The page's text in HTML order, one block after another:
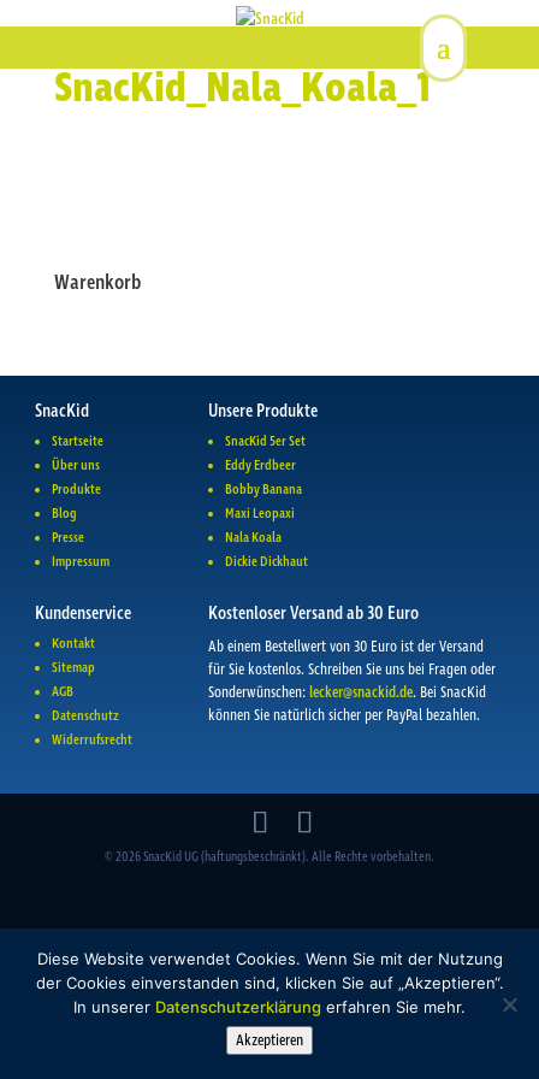
SnacKid_Nala_Koala_1
Warenkorb
SnacKid
Startseite
Über uns
Produkte
Blog
Presse
Impressum
Unsere Produkte
SnacKid 5er Set
Eddy Erdbeer
Bobby Banana
Maxi Leopaxi
Nala Koala
Dickie Dickhaut
Kundenservice
Kontakt
Sitemap
AGB
Datenschutz
Widerrufsrecht
Kostenloser Versand ab 30 Euro
Ab einem Bestellwert von 30 Euro ist der Versand
für Sie kostenlos. Schreiben Sie uns bei Fragen oder
Sonderwünschen:lecker@snackid.de. Bei SnacKid
können Sie natürlich sicher per PayPal bezahlen.
© 2026 SnacKid UG (haftungsbeschränkt). Alle Rechte vorbehalten.
Diese Website verwendet Cookies. Wenn Sie mit der Nutzung
der Cookies einverstanden sind, klicken Sie auf „Akzeptieren“.
In unserer Datenschutzerklärung erfahren Sie mehr.
Akzeptieren